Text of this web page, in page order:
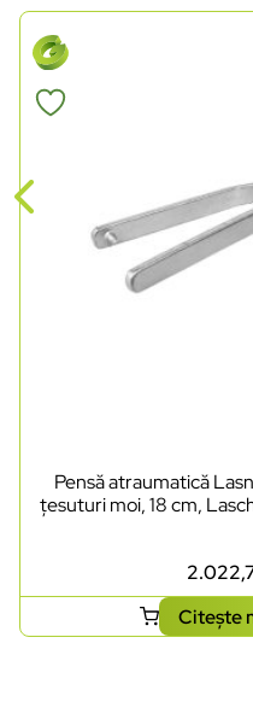
Pensă atraumatică
țesuturi moi, 18 cm,
Citește